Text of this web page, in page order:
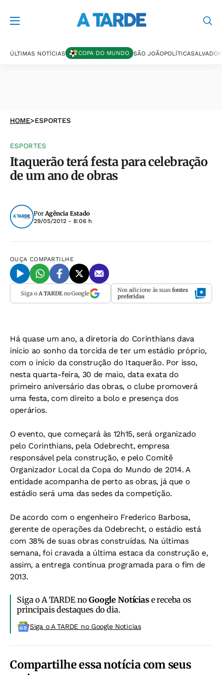
ÚLTIMAS NOTÍCIAS COPA DO MUNDO SÃO JOÃOPOLÍTICASALVADOR
HOME>ESPORTES
ESPORTES
Itaquerão terá festa para celebração
de um ano de obras
PorAgência Estado
29/05/2012 - 8:06 h
OUÇA COMPARTILHE
Siga o A TARDEno Google Nos adicione às suas fontes
preferidas
Há quase um ano, a diretoria do Corinthians dava
início ao sonho da torcida de ter um estádio próprio,
com o início da construção do Itaquerão. Por isso,
nesta quarta-feira, 30 de maio, data exata do
primeiro aniversário das obras, o clube promoverá
uma festa, com direito a bolo e presença dos
operários.
O evento, que começará às 12h15, será organizado
pelo Corinthians, pela Odebrecht, empresa
responsável pela construção, e pelo Comitê
Organizador Local da Copa do Mundo de 2014. A
entidade acompanha de perto as obras, já que o
estádio será uma das sedes da competição.
De acordo com o engenheiro Frederico Barbosa,
gerente de operações da Odebrecht, o estádio está
com 38% de suas obras construídas. Na últimas
semana, foi cravada a última estaca da construção e,
assim, a entrega continua programada para o fim de
2013.
Siga o A TARDE noGoogle Notíciase receba os
principais destaques do dia.
Siga o A TARDE no Google Noticias
Compartilhe essa notícia com seus